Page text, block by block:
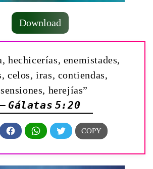
Download
hechicerías, enemistades,
celos, iras, contiendas,
herejías”
Gálatas 5:20